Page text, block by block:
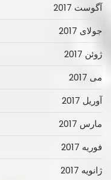
آگوست 2017
جولای 2017
ژوئن 2017
می 2017
آوریل 2017
مارس 2017
فوریه 2017
ژانویه 2017